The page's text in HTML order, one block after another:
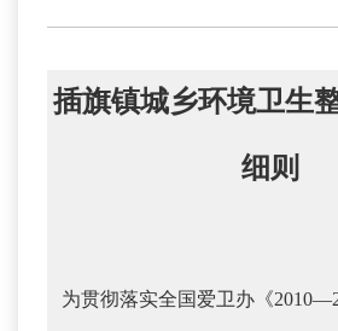
插旗镇城乡环境卫生
细则
为贯彻落实全国爱卫办《